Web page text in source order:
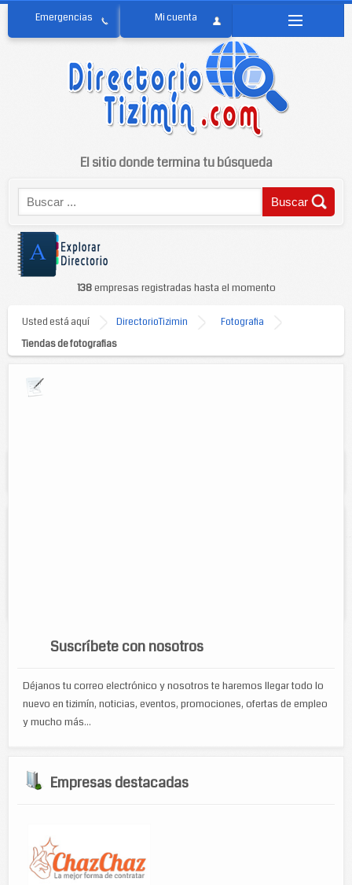
El sitio donde termina tu búsqueda
138empresas registradas hasta el momento
Usted está aquí DirectorioTizimin
Fotografia
Tiendas de fotografias
Suscríbete con nosotros
Déjanos tu correo electrónico y nosotros te haremos llegar todo lo
nuevo en tizimín, noticias, eventos, promociones, ofertas de empleo
y mucho más...
Empresas destacadas